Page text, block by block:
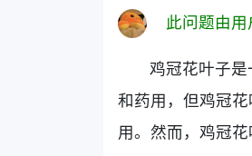
此问题由用
鸡冠花叶子
和药用，但鸡冠
用。然而，鸡冠